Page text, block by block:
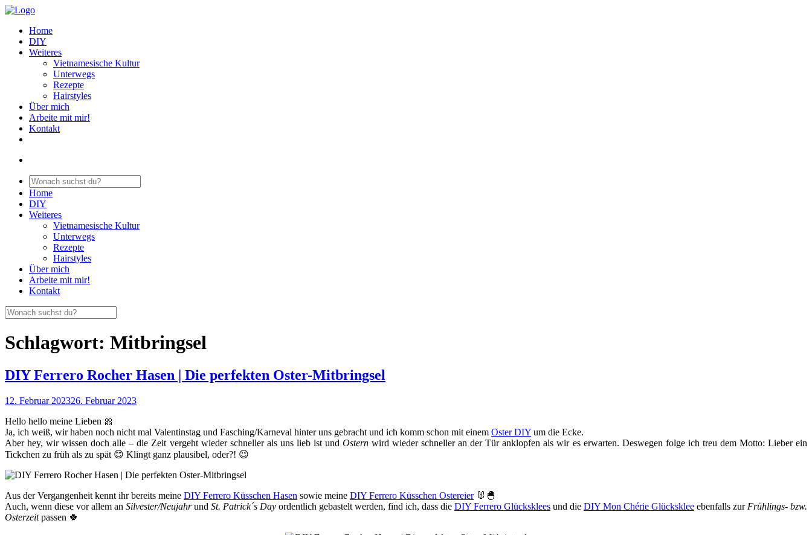
Home
DIY
Weiteres
Vietnamesische Kultur
Unterwegs
Rezepte
Hairstyles
Über mich
Arbeite mit mir!
Kontakt
Home
DIY
Weiteres
Vietnamesische Kultur
Unterwegs
Rezepte
Hairstyles
Über mich
Arbeite mit mir!
Kontakt
Schlagwort: Mitbringsel
DIY Ferrero Rocher Hasen | Die perfekten Oster-Mitbringsel
12. Februar 202326. Februar 2023
Hello hello meine Lieben 🎀
Ja, ich weiß, wir haben noch nicht mal Valentinstag und Fasching/Karneval hinter uns gebracht und ich komm schon mit einem Oster DIY um die Ecke.
Aber hey, wir wissen doch alle – die Zeit vergeht wieder schneller als uns lieb ist und Osternwird wieder schneller an der Tür anklopfen als wir es erwarten. Deswegen folge ich treu dem Motto: Lieber ein
Tickchen zu früh als zu spät 😊 Klingt ganz plausibel, oder?! 😉
Aus der Vergangenheit kennt ihr bereits meine DIY Ferrero Küsschen Hasen sowie meine DIY Ferrero Küsschen Ostereier🐰🐣
Auch, wenn diese vor allem an Silvester/Neujahrund St. Patrick´s Day ordentlich gebastelt werden, find ich, dass die DIY Ferrero Glücksklees und die DIY Mon Chérie Glücksklee ebenfalls zur Frühlings- bzw.
Osterzeitpassen 🍀